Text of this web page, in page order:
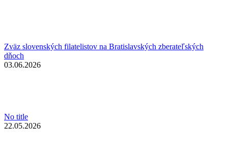
Zväz slovenských filatelistov na Bratislavských zberateľských
dňoch
03.06.2026
No title
22.05.2026